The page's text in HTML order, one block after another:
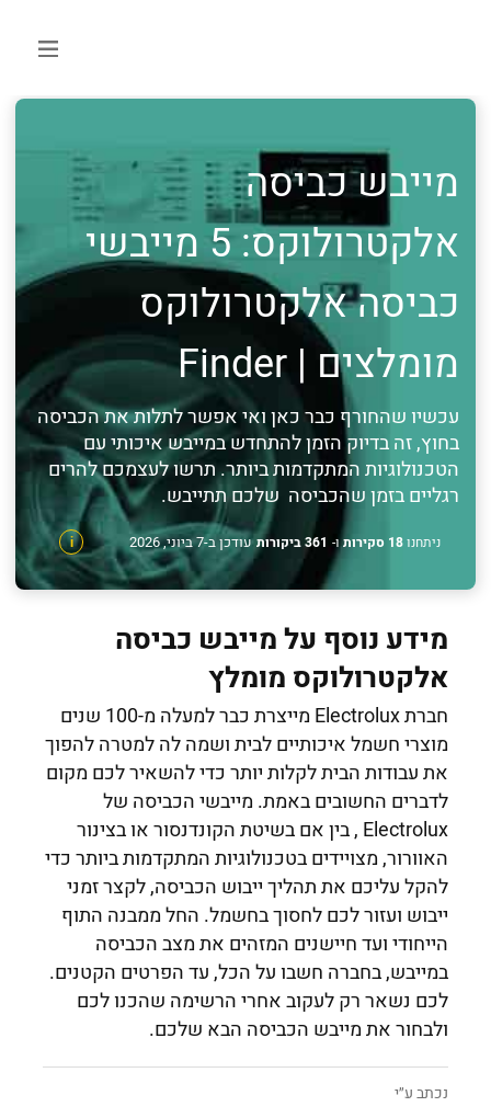
מייבש כביסה
אלקטרולוקס: 5 מייבשי
כביסה אלקטרולוקס
מומלצים | Finder
עכשיו שהחורף כבר כאן ואי אפשר לתלות את הכביסה
בחוץ, זה בדיוק הזמן להתחדש במייבש איכותי עם
הטכנולוגיות המתקדמות ביותר. תרשו לעצמכם להרים
רגליים בזמן שהכביסה שלכם תתייבש.
ניתחנו18 סקירות ו- 361 ביקורות i עודכן ב-7 ביוני, 2026
מידע נוסף על מייבש כביסה
אלקטרולוקס מומלץ
חברת Electrolux מייצרת כבר למעלה מ-100 שנים
מוצרי חשמל איכותיים לבית ושמה לה למטרה להפוך
את עבודות הבית לקלות יותר כדי להשאיר לכם מקום
לדברים החשובים באמת. מייבשי הכביסה של
Electrolux , בין אם בשיטת הקונדנסור או בצינור
האוורור, מצויידים בטכנולוגיות המתקדמות ביותר כדי
להקל עליכם את תהליך ייבוש הכביסה, לקצר זמני
ייבוש ועזור לכם לחסוך בחשמל. החל ממבנה התוף
הייחודי ועד חיישנים המזהים את מצב הכביסה
במייבש, בחברה חשבו על הכל, עד הפרטים הקטנים.
לכם נשאר רק לעקוב אחרי הרשימה שהכנו לכם
ולבחור את מייבש הכביסה הבא שלכם.
נכתב ע״י